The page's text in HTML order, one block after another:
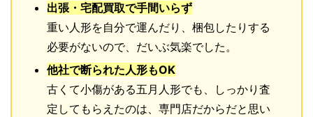
出張・宅配買取で手間いらず
重い人形を自分で運んだり、梱包したりする
必要がないので、だいぶ気楽でした。
他社で断られた人形もOK
古くて小傷がある五月人形でも、しっかり査
定してもらえたのは、専門店だからだと思い